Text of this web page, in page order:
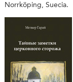
Norrköping, Suecia.